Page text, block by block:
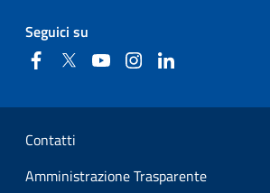
Seguici su
FacebookTwitter YouTubeInstagram
Sezione Link Utili
Contatti
Amministrazione Trasparente